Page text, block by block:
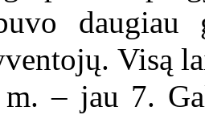
daugiau
Visą
– jau 7.